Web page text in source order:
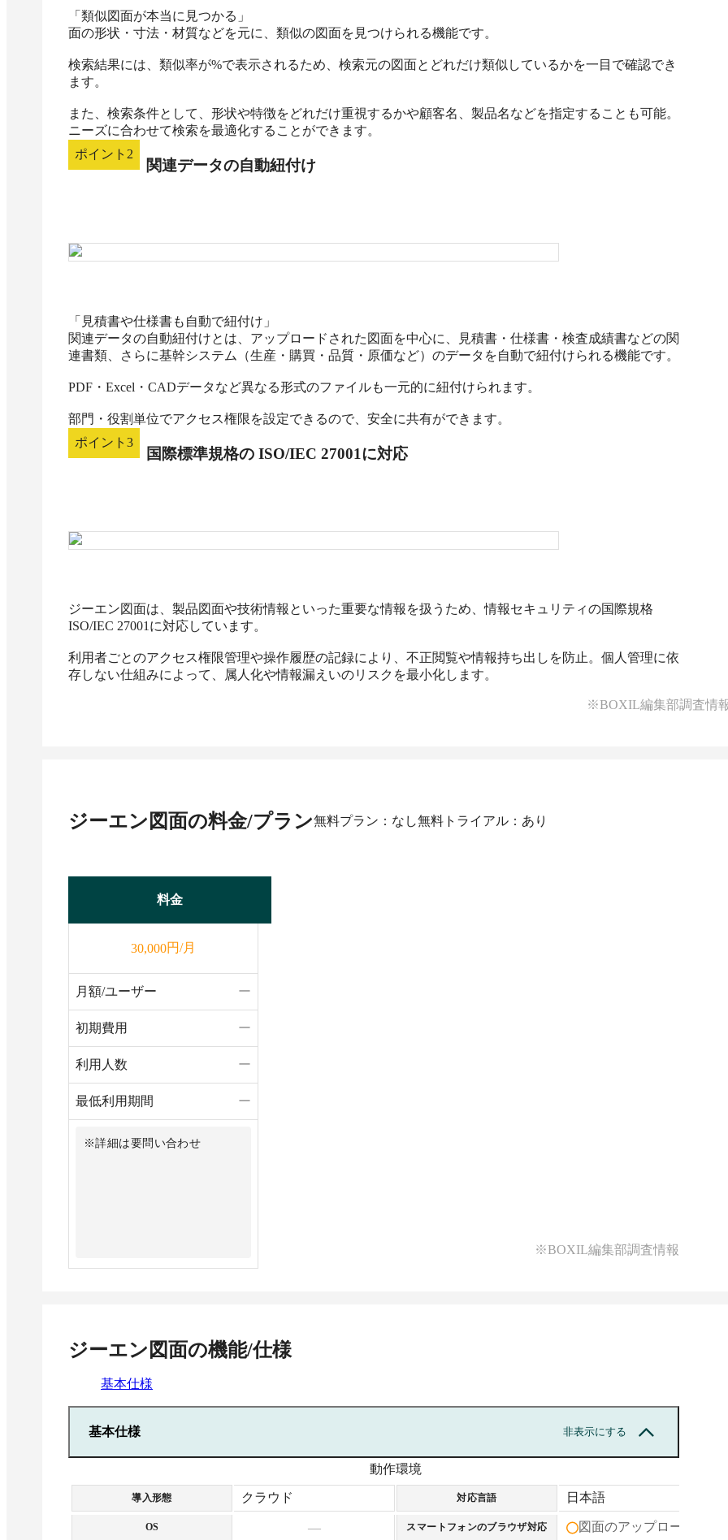
「類似図面が本当に見つかる」
面の形状・寸法・材質などを元に、類似の図面を見つけられる機能です。
検索結果には、類似率が%で表示されるため、検索元の図面とどれだけ類似しているかを一目で確認でき
ます。
また、検索条件として、形状や特徴をどれだけ重視するかや顧客名、製品名などを指定することも可能。
ニーズに合わせて検索を最適化することができます。
ポイント 2
関連データの自動紐付け
「見積書や仕様書も自動で紐付け」
関連データの自動紐付けとは、アップロードされた図面を中心に、見積書・仕様書・検査成績書などの関
連書類、さらに基幹システム（生産・購買・品質・原価など）のデータを自動で紐付けられる機能です。
PDF・Excel・CADデータなど異なる形式のファイルも一元的に紐付けられます。
部門・役割単位でアクセス権限を設定できるので、安全に共有ができます。
ポイント 3
国際標準規格の ISO/IEC 27001に対応
ジーエン図面は、製品図面や技術情報といった重要な情報を扱うため、情報セキュリティの国際規格
ISO/IEC 27001に対応しています。
利用者ごとのアクセス権限管理や操作履歴の記録により、不正閲覧や情報持ち出しを防止。個人管理に依
存しない仕組みによって、属人化や情報漏えいのリスクを最小化します。
※BOXIL編集部調査情
ジーエン図面の料金/プラン無料プラン：なし無料トライアル：あり
料金
30,000円/月
月額/ユーザー ー
初期費用 ー
利用人数 ー
最低利用期間 ー
※詳細は要問い合わせ
※BOXIL編集部調査情報
ジーエン図面の機能/仕様
基本仕様
基本仕様 非表示にする
動作環境
導入形態 クラウド 対応言語 日本語
OS — スマートフォンのブラウザ対応 図面のアップロード